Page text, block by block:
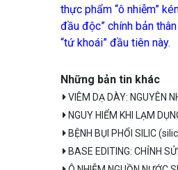
thực phẩm “ô nhiễm”
đầu độc” chính bản
“tứ khoái” đầu tiên này.
Những bản tin khác
VIÊM DẠ DÀY: NGUYÊN
NGUY HIỂM KHI LẠM
BỆNH BỤI PHỔI SILIC
BASE EDITING: CHỈNH